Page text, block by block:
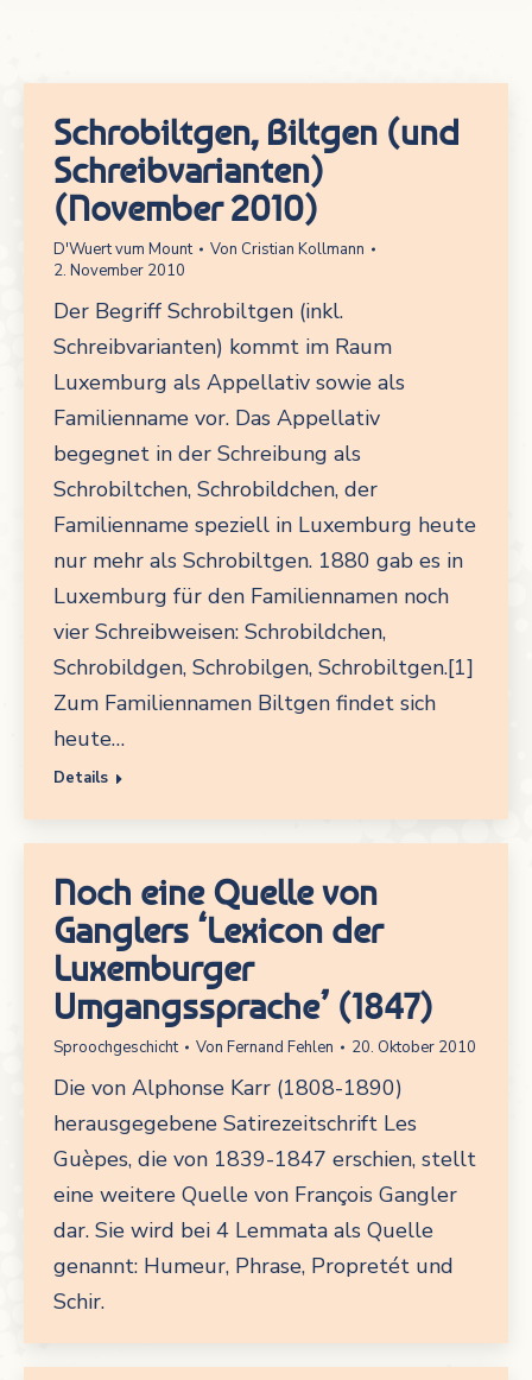
Schrobiltgen, Biltgen (und
Schreibvarianten)
(November 2010)
D'Wuert vum Mount Von Cristian Kollmann
2. November 2010
Der Begriff Schrobiltgen (inkl.
Schreibvarianten) kommt im Raum
Luxemburg als Appellativ sowie als
Familienname vor. Das Appellativ
begegnet in der Schreibung als
Schrobiltchen, Schrobildchen, der
Familienname speziell in Luxemburg heute
nur mehr als Schrobiltgen. 1880 gab es in
Luxemburg für den Familiennamen noch
vier Schreibweisen: Schrobildchen,
Schrobildgen, Schrobilgen, Schrobiltgen.[1]
Zum Familiennamen Biltgen findet sich
heute…
Details
Noch eine Quelle von
Ganglers ‘Lexicon der
Luxemburger
Umgangssprache’ (1847)
Sproochgeschicht Von Fernand Fehlen 20. Oktober 2010
Die von Alphonse Karr (1808-1890)
herausgegebene Satirezeitschrift Les
Guèpes, die von 1839-1847 erschien, stellt
eine weitere Quelle von François Gangler
dar. Sie wird bei 4 Lemmata als Quelle
genannt: Humeur, Phrase, Propretét und
Schir.